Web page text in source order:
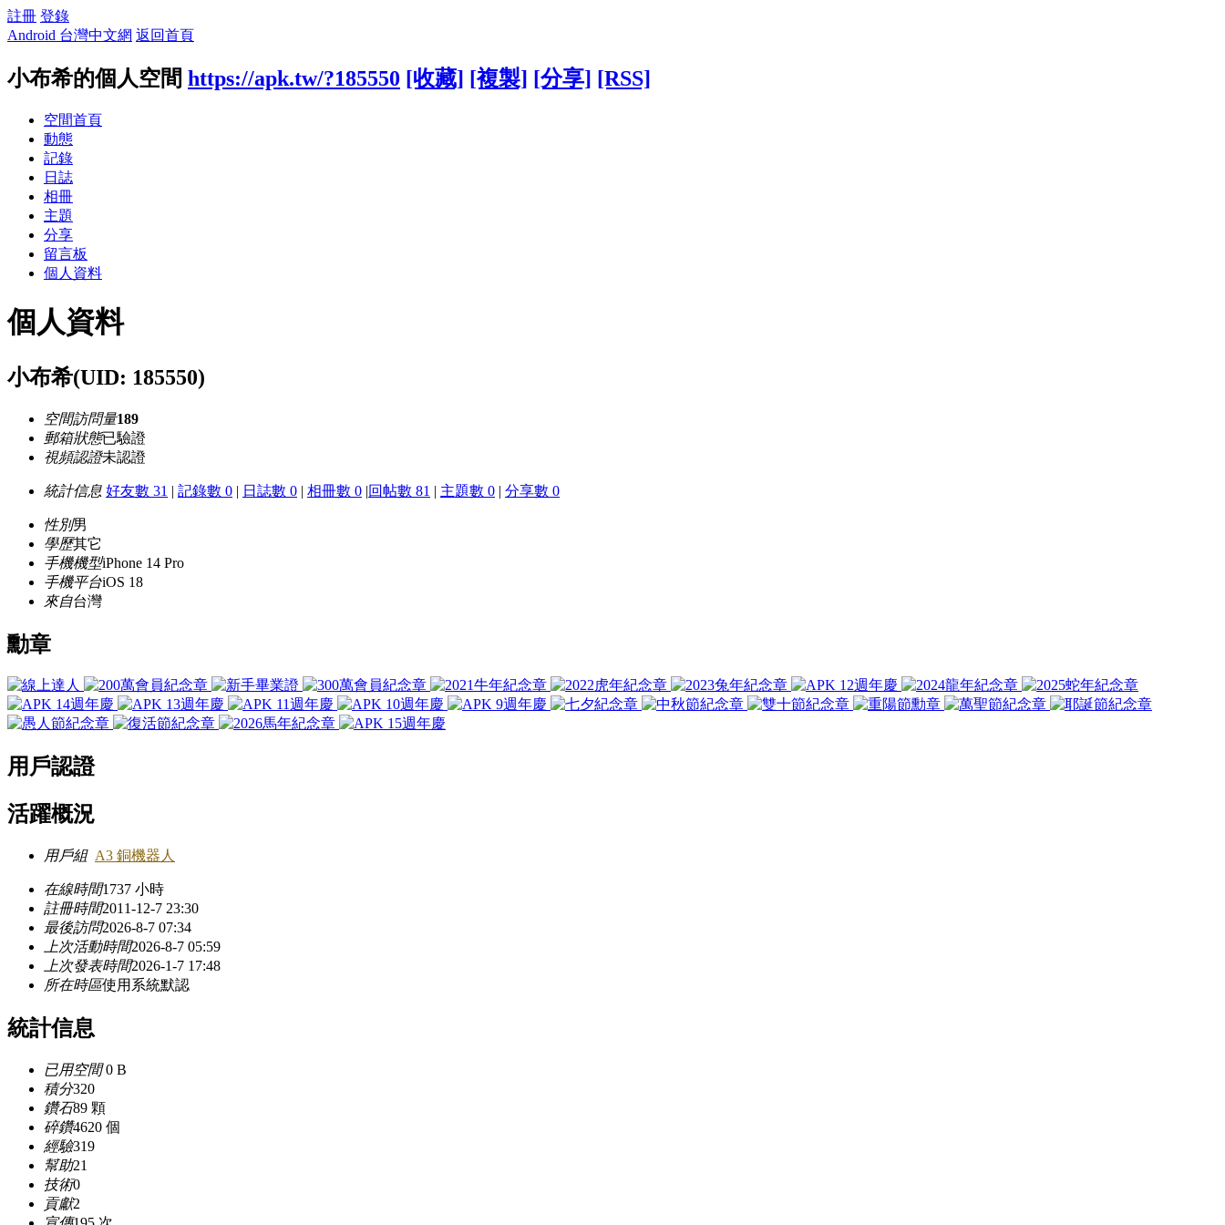
註冊 登錄
Android 台灣中文網 返回首頁
小布希的個人空間 https://apk.tw/?185550 [收藏] [複製] [分享] [RSS]
空間首頁
動態
記錄
日誌
相冊
主題
分享
留言板
個人資料
個人資料
小布希(UID: 185550)
空間訪問量189
郵箱狀態已驗證
視頻認證未認證
統計信息 好友數 31 | 記錄數 0 | 日誌數 0 | 相冊數 0 |回帖數 81 | 主題數 0 | 分享數 0
性別男
學歷其它
手機機型iPhone 14 Pro
手機平台iOS 18
來自台灣
勳章
用戶認證
活躍概況
用戶組 A3 銅機器人
在線時間1737 小時
註冊時間2011-12-7 23:30
最後訪問2026-8-7 07:34
上次活動時間2026-8-7 05:59
上次發表時間2026-1-7 17:48
所在時區使用系統默認
統計信息
已用空間0 B
積分320
鑽石89 顆
碎鑽4620 個
經驗319
幫助21
技術0
貢獻2